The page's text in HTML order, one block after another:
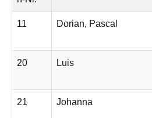
11 Dorian, Pascal
20 Luis
21 Johanna